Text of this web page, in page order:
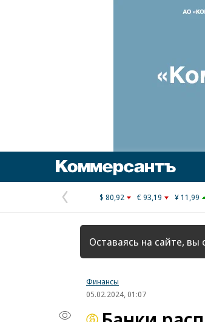
Предыдущая
страница
$ 80,92 € 93,19 ¥ 11,99
Оставаясь на сайте, вы
Финансы
05.02.2024, 01:07